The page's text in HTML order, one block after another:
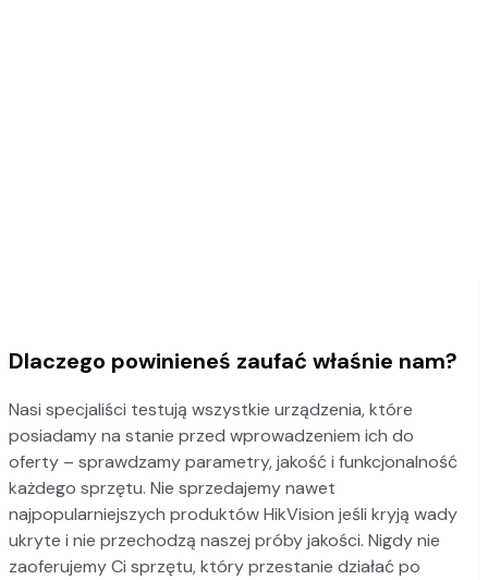
Dlaczego powinieneś zaufać właśnie nam?
Nasi specjaliści testują wszystkie urządzenia, które
posiadamy na stanie przed wprowadzeniem ich do
oferty – sprawdzamy parametry, jakość i funkcjonalność
każdego sprzętu. Nie sprzedajemy nawet
najpopularniejszych produktów HikVision jeśli kryją wady
ukryte i nie przechodzą naszej próby jakości. Nigdy nie
zaoferujemy Ci sprzętu, który przestanie działać po